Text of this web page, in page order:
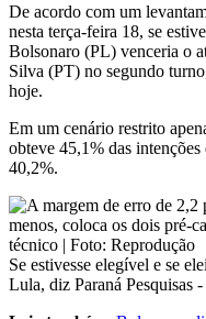
De acordo com um
nesta terça-feira 18, se
Bolsonaro (PL) venceria o
Silva (PT) no segundo
hoje.
Em um cenário restrito
obteve 45,1% das
40,2%.
Se estivesse elegível e se
Lula, diz Paraná Pesquisas